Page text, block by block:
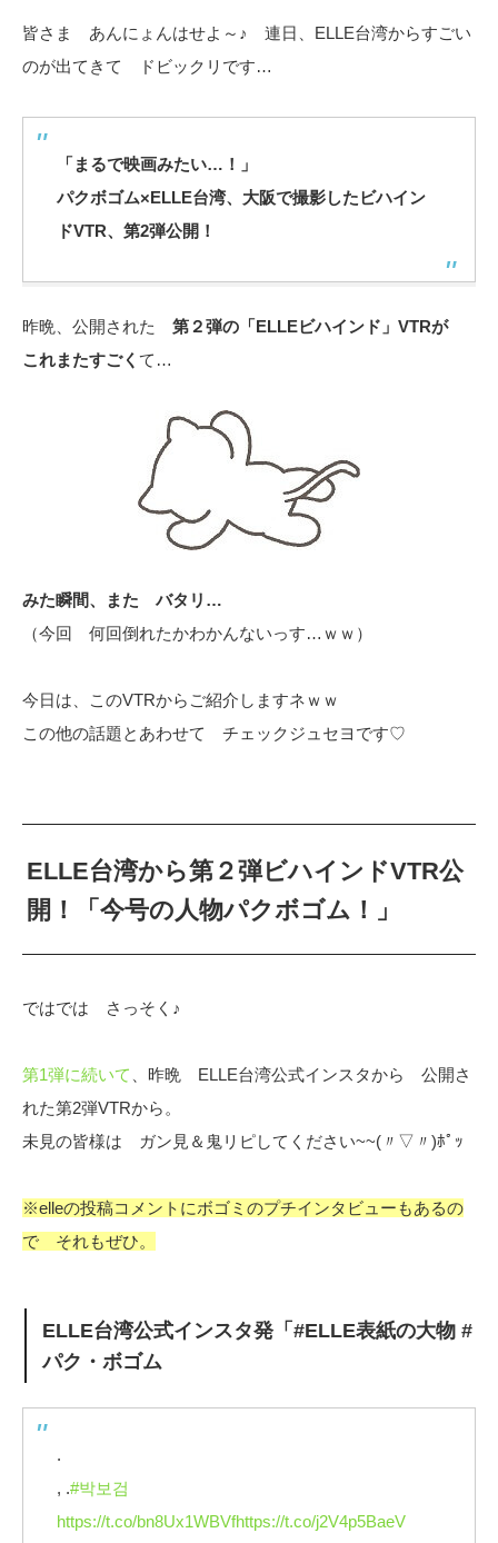
皆さま あんにょんはせよ～♪ 連日、ELLE台湾からすごい
のが出てきて ドビックリです…
「まるで映画みたい…！」
パクボゴム×ELLE台湾、大阪で撮影したビハイン
ドVTR、第2弾公開！
昨晩、公開された 第２弾の「ELLEビハインド」VTRが
これまたすごく て…
みた瞬間、また バタリ…
（今回 何回倒れたかわかんないっす…ｗｗ）
今日は、このVTRからご紹介しますネｗｗ
この他の話題とあわせて チェックジュセヨです♡
ELLE台湾から第２弾ビハインドVTR公
開！「今号の人物パクボゴム！」
ではでは さっそく♪
第1弾に続いて
、昨晩 ELLE台湾公式インスタから 公開さ
れた第2弾VTRから。
未見の皆様は ガン見＆鬼リピしてください~~(〃▽〃)ﾎﾟｯ
※elleの投稿コメントにボゴミのプチインタビューもあるの
で それもぜひ。
ELLE台湾公式インスタ発「#ELLE表紙の大物 #
パク・ボゴム
.
, .#박보검
https://t.co/bn8Ux1WBVfhttps://t.co/j2V4p5BaeV